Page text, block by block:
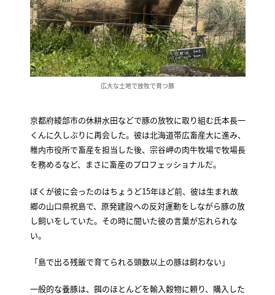
広大な土地で放牧で育つ豚
京都府綾部市の休耕水田などで豚の放牧に取り組む氏本長一
くんに久しぶりに再会した。彼は北海道帯広畜産大に進み、
稚内市役所で畜産を担当した後、宗谷岬の肉牛牧場で牧場長
を務めるなど、まさに畜産のプロフェッショナルだ。
ぼくが彼に会ったのはちょうど15年ほど前、彼は生まれ故
郷の山口県祝島で、原発建設への反対運動をしながら豚の放
し飼いをしていた。その時に聞いた彼の言葉が忘れられな
い。
「島で出る残飯で育てられる頭数以上の豚は飼わない」
一般的な養豚は、餌のほとんどを輸入穀物に頼り、購入した